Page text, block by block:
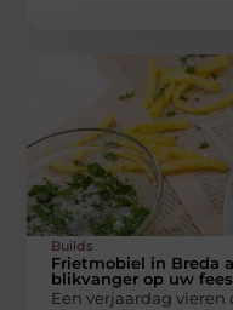
Builds
Frietmobiel in Breda
blikvanger op uw
Een verjaardag